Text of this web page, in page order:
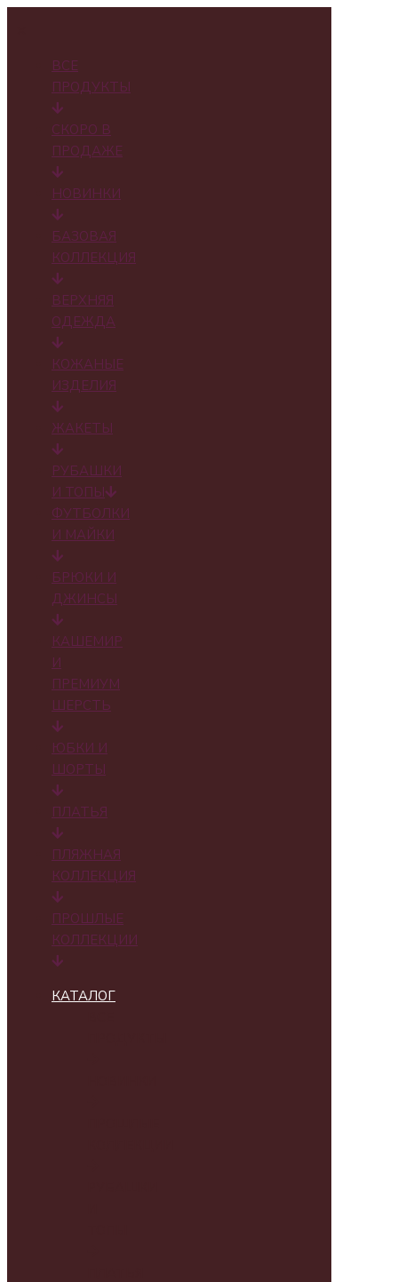
ВСЕ
ПРОДУКТЫ
СКОРО В
ПРОДАЖЕ
НОВИНКИ
БАЗОВАЯ
КОЛЛЕКЦИЯ
ВЕРХНЯЯ
ОДЕЖДА
КОЖАНЫЕ
ИЗДЕЛИЯ
ЖАКЕТЫ
РУБАШКИ
И ТОПЫ
ФУТБОЛКИ
И МАЙКИ
БРЮКИ И
ДЖИНСЫ
КАШЕМИР
И
ПРЕМИУМ
ШЕРСТЬ
ЮБКИ И
ШОРТЫ
ПЛАТЬЯ
ПЛЯЖНАЯ
КОЛЛЕКЦИЯ
ПРОШЛЫЕ
КОЛЛЕКЦИИ
КАТАЛОГ